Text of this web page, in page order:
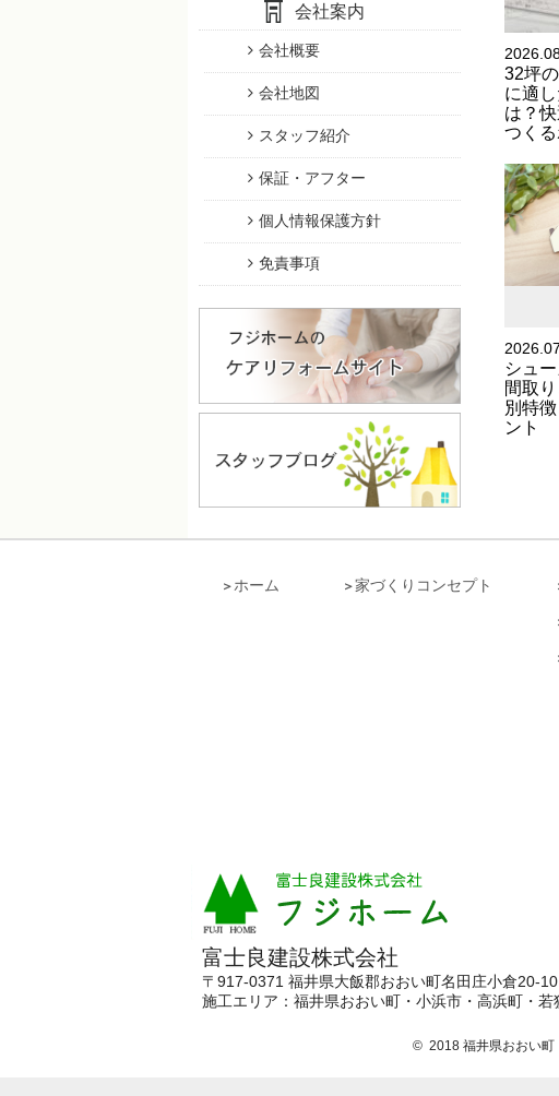
32坪
に適
は？
つく
シュ
間取
別特
ント
会社案内
会社概要
会社地図
スタッフ紹介
保証・アフター
個人情報保護方針
免責事項
ホーム 家づくりコンセプト
富士良建設株式会社
〒917-0371 福井県大飯郡おおい町名田庄小倉20-10
施工エリア： 福井県おおい町・小浜市・高浜町・若
© 2018 福井県おおい町